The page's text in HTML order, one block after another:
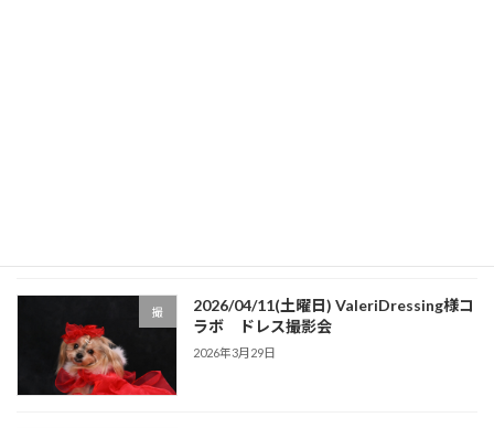
撮
2026/04/11(土曜日) ValeriDressing様コ
ラボ ドレス撮影会
2026年3月29日